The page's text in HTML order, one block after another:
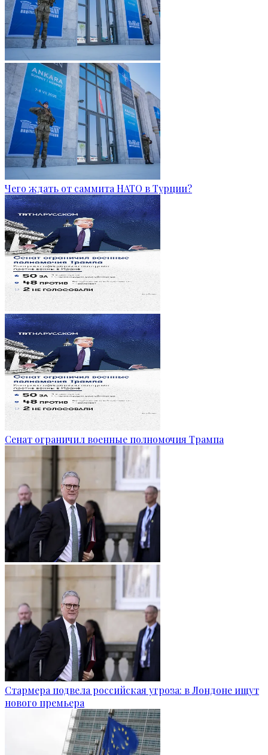
Чего ждать от саммита НАТО в Турции?
Сенат ограничил военные полномочия Трампа
Стармера подвела российская угроза: в Лондоне ищут
нового премьера